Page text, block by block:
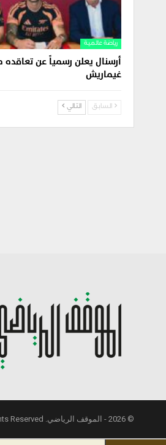
رياضة عالمية
أرسنال يعلن رسمياً عن تعاقده
غيماريش
السابق التالي
© 2026 - الموقف الرياضي. All Rights Reserved.